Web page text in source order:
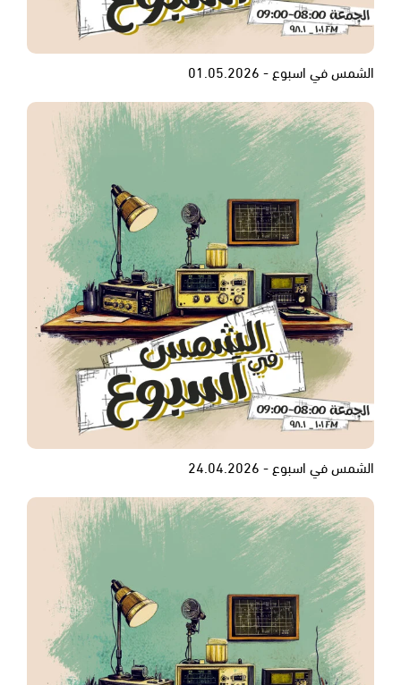
الشمس في اسبوع - 01.05.2026
الشمس في اسبوع - 24.04.2026